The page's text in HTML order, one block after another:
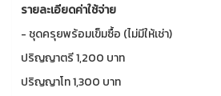
รายละเอียดค่าใช้จ่าย
- ชุดครุยพร้อมเข็มซื้อ (ไม่มีให้เช่า)
ปริญญาตรี 1,200 บาท
ปริญญาโท 1,300 บาท